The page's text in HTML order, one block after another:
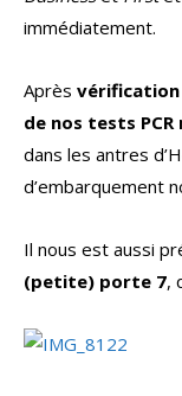
immédiatement.
Après vérification
de nos tests
dans les antres
d’embarquement
Il nous est aussi
(petite) porte 7,